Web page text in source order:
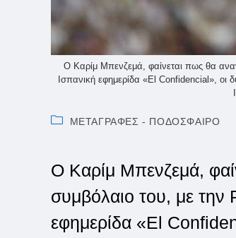
Ο Καρίμ Μπενζεμά, φαίνεται πως θα
Ισπανική εφημερίδα «El Confidencial», οι
PostΜΕΤΑΓΡΑΦΕΣ - ΠΟΔΟΣΦΑΙΡΟ
Ο Καρίμ Μπενζεμά,
συμβόλαιο του, με
εφημερίδα «El